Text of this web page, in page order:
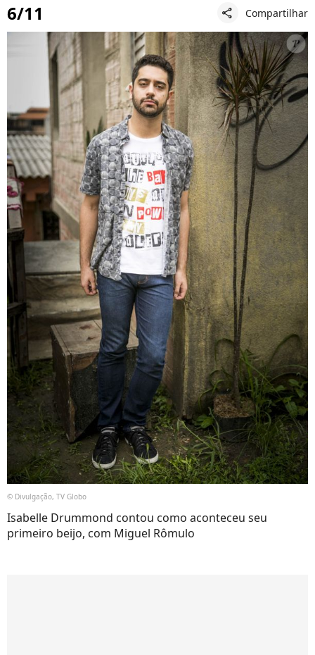
6/11 share Compartilhar
© Divulgação, TV Globo
Isabelle Drummond contou como aconteceu seu
primeiro beijo, com Miguel Rômulo